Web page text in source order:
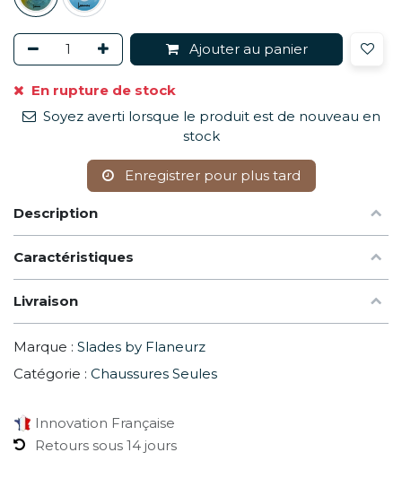
Ajouter au panier
En rupture de stock
Soyez averti lorsque le produit est de nouveau en
stock
Enregistrer pour plus tard
Description
Caractéristiques
Livraison
Marque : Slades by Flaneurz
Catégorie : Chaussures Seules
Innovation Française
Retours sous 14 jours